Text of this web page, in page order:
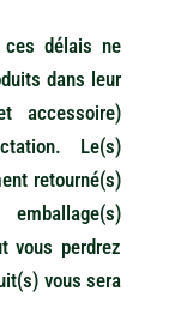
ces délais ne
dans leur
accessoire)
Le(s)
retourné(s)
vous perdrez
vous sera